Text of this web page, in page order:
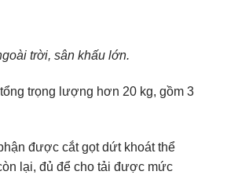
trời, sân khấu lớn.
trọng lượng hơn 20 kg, gồm 3
được cắt gọt dứt khoát thể
lại, đủ để cho tải được mức